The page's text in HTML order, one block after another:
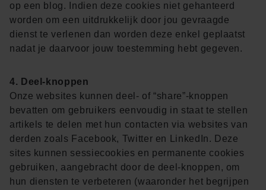
op een blog. Indien deze cookies niet gehanteerd
worden om een uitdrukkelijk door jou gevraagde
dienst te verlenen dan worden deze enkel geplaatst
nadat je daarvoor jouw toestemming hebt gegeven.
4. Deel-knoppen
Onze websites kunnen deel- of “share”-knoppen
bevatten om gebruikers eenvoudig in staat te stellen
artikels te delen met hun contacten via websites van
derden zoals Facebook, Twitter en LinkedIn. Deze
sites kunnen sessiecookies en permanente cookies
gebruiken, aangebracht door de deel-knoppen, om
hun diensten te verbeteren (waaronder het begrijpen